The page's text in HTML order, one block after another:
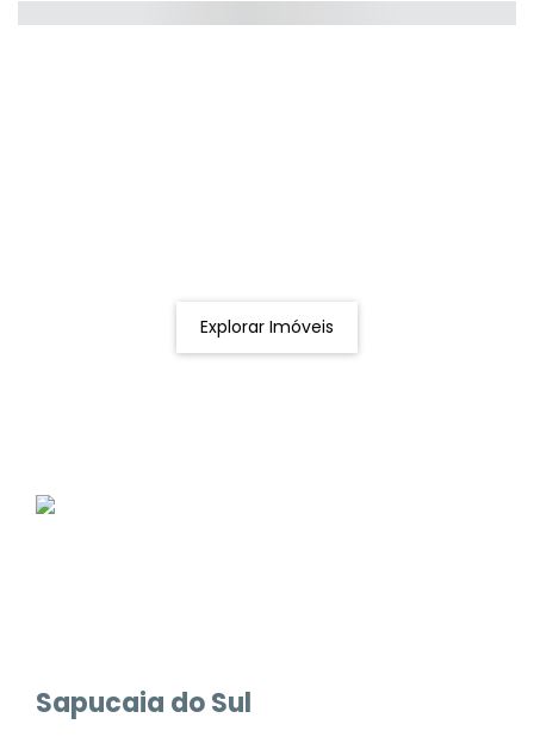
Explorar Imóveis
Sapucaia do Sul